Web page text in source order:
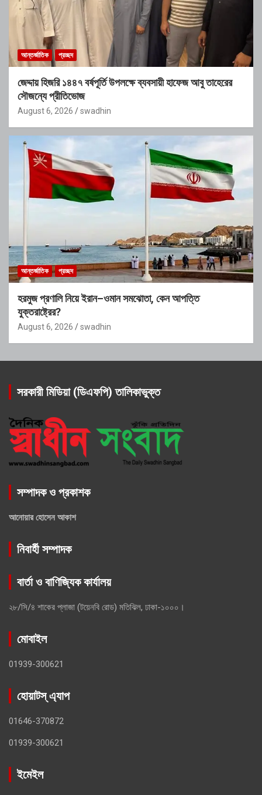
আন্তর্জাতিক প্রচ্ছদ
জেদ্দায় হিজরি ১৪৪৭ বর্ষপূর্তি উপলক্ষে ব্যবসায়ী হাফেজ আবু তাহেরের
সৌজন্যে প্রীতিভোজ
August 6, 2026 swadhin
আন্তর্জাতিক প্রচ্ছদ
হরমুজ প্রণালি নিয়ে ইরান–ওমান সমঝোতা, কেন আপত্তি
যুক্তরাষ্ট্রের?
August 6, 2026 swadhin
সরকারী মিডিয়া (ডিএফপি) তালিকাভুক্ত
সম্পাদক ও প্রকাশক
আনোয়ার হোসেন আকাশ
নিবার্হী সম্পাদক
বার্তা ও বাণিজ্যিক কার্যালয়
২৮/সি/৪ শাকের প্লাজা (টয়েনবি রোড) মতিঝিল, ঢাকা-১০০০।
মোবাইল
01939-300621
হোয়াটস্ এ্যাপ
01646-370872
01939-300621
ইমেইল